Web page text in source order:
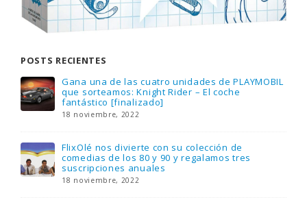
POSTS RECIENTES
Gana una de las cuatro unidades de PLAYMOBIL
que sorteamos: Knight Rider – El coche
fantástico [finalizado]
18 noviembre, 2022
FlixOlé nos divierte con su colección de
comedias de los 80 y 90 y regalamos tres
suscripciones anuales
18 noviembre, 2022